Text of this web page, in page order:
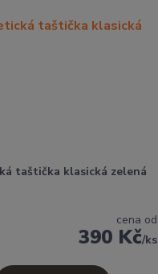
taštička klasická zelená
cena od
390 Kč/ks